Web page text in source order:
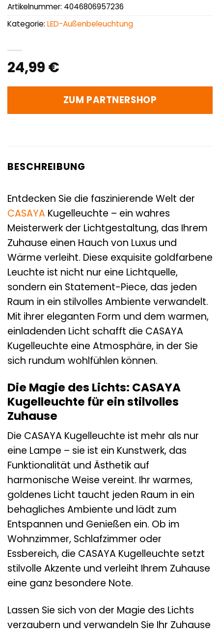
24,99 €
ZUM PARTNERSHOP
Artikelnummer: 4046806957236
Kategorie: LED-Außenbeleuchtung
BESCHREIBUNG
Entdecken Sie die faszinierende Welt der
CASAYA Kugelleuchte – ein wahres
Meisterwerk der Lichtgestaltung, das Ihrem
Zuhause einen Hauch von Luxus und
Wärme verleiht. Diese exquisite goldfarbene
Leuchte ist nicht nur eine Lichtquelle,
sondern ein Statement-Piece, das jeden
Raum in ein stilvolles Ambiente verwandelt.
Mit ihrer eleganten Form und dem warmen,
einladenden Licht schafft die CASAYA
Kugelleuchte eine Atmosphäre, in der Sie
sich rundum wohlfühlen können.
Die Magie des Lichts: CASAYA
Kugelleuchte für ein stilvolles
Zuhause
Die CASAYA Kugelleuchte ist mehr als nur
eine Lampe – sie ist ein Kunstwerk, das
Funktionalität und Ästhetik auf
harmonische Weise vereint. Ihr warmes,
goldenes Licht taucht jeden Raum in ein
behagliches Ambiente und lädt zum
Entspannen und Genießen ein. Ob im
Wohnzimmer, Schlafzimmer oder
Essbereich, die CASAYA Kugelleuchte setzt
stilvolle Akzente und verleiht Ihrem Zuhause
eine ganz besondere Note.
Lassen Sie sich von der Magie des Lichts
verzaubern und verwandeln Sie Ihr Zuhause